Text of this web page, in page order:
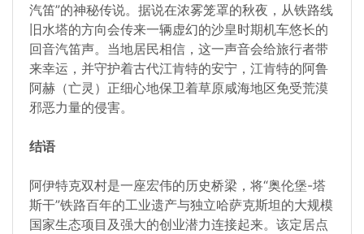
汽笛”的神秘传说。据说在浓雾笼罩的秋夜，从铁路线
旧水塔的方向会传来一辆虚幻的沙皇时期机车悠长的
回音汽笛声。当地居民相信，这一声音会给旅行者带
来幸运，并守护着古代江肯特的安宁，江肯特的阿鲁
阿赫（亡灵）正细心地保卫着草原咸海地区免受荒漠
邪恶力量的侵害。
结语
阿伊特克双村是一座宏伟的历史桥梁，将“奥伦堡-塔
斯干”铁路百年的工业遗产与独立哈萨克斯坦的大规模
国家生态项目及强大的创业潜力连接起来。该定居点